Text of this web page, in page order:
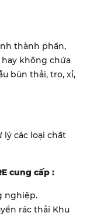
thành phần,
không chứa
bùn thải, tro, xỉ,
lý các loại chất
cung cấp :
nghiệp.
rác thải Khu